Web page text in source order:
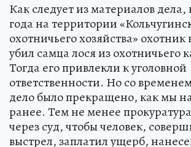
Как следует из материалов дела,
года на территории
охотничьего хозяйства»
убил самца лося из охотничьего
Тогда его привлекли к уголовной
ответственности. Но со
дело было прекращено, как мы
ранее. Тем не менее
через суд, чтобы человек,
выстрел, заплатил ущерб,